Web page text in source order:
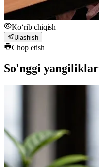
Ko‘rib chiqish
Ulashish
Chop etish
So'nggi yangiliklar